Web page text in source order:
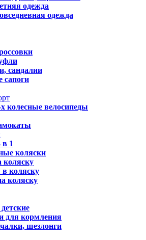
одежда
одежда
сандалии
сапоги
х колесные велосипеды
1
коляски
коляску
коляску
для кормления
шезлонги